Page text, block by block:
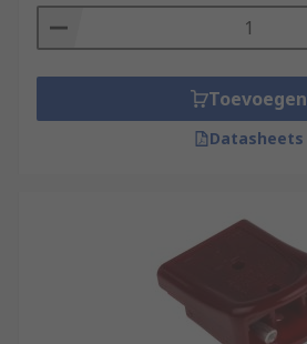
Toevoegen
Datasheets